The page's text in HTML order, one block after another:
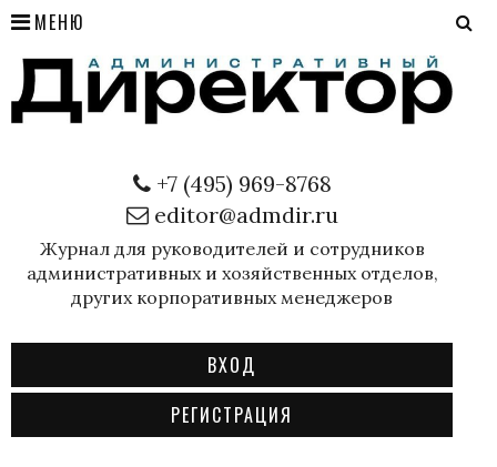
МЕНЮ
+7 (495) 969-8768
editor@admdir.ru
Журнал для руководителей и сотрудников
административных и хозяйственных отделов,
других корпоративных менеджеров
ВХОД
РЕГИСТРАЦИЯ